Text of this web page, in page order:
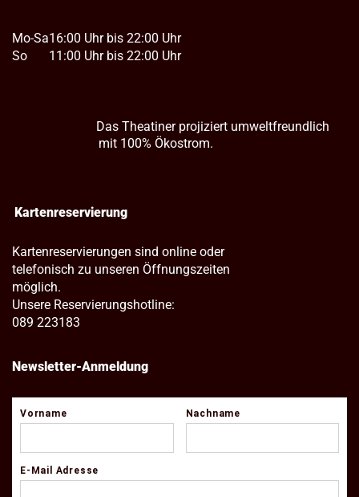
Mo-Sa
So
16:00 Uhr bis 22:00 Uhr
11:00 Uhr bis 22:00 Uhr
Das Theatiner projiziert umweltfreundlich
mit 100% Ökostrom.
Kartenreservierung
Kartenreservierungen sind online oder
telefonisch zu unseren Öffnungszeiten
möglich.
Unsere Reservierungshotline:
089 223183
Newsletter-Anmeldung